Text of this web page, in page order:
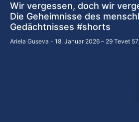
Wir vergessen, doch wir
Die Geheimnisse des
Gedächtnisses #shorts
Ariela Guseva 18. Januar 2026 – 29 Tevet